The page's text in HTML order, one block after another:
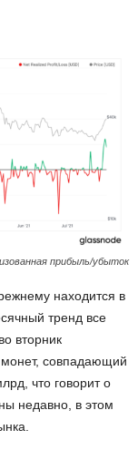
прибыль/убыток
находится в
тренд все
вторник
совпадающий
что говорит о
недавно, в этом